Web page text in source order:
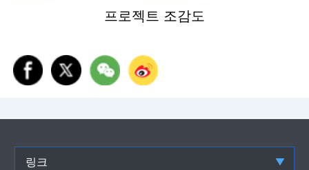
프로젝트 조감도
링크